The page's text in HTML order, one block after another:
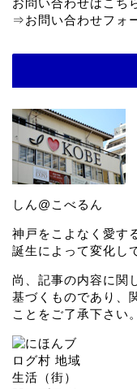
お問い合わせはこち
⇒お問い合わせフォ
しん@こべるん
神戸をこよなく愛す
誕生によって変化し
尚、記事の内容に関
基づくものであり、
ことをご了承下さい。